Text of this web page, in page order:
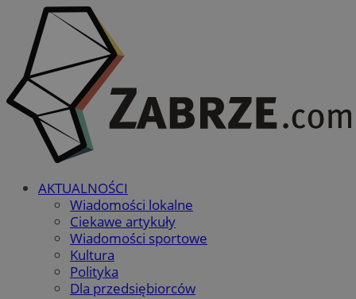
AKTUALNOŚCI
Wiadomości lokalne
Ciekawe artykuły
Wiadomości sportowe
Kultura
Polityka
Dla przedsiębiorców